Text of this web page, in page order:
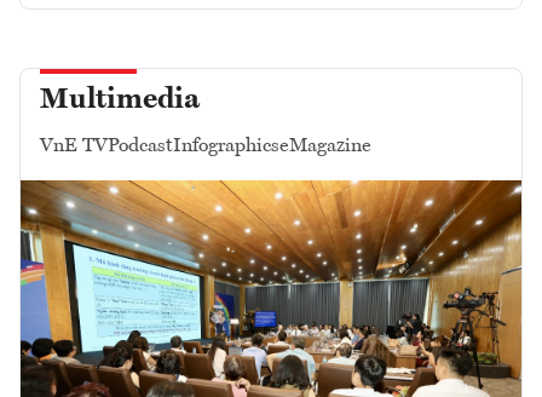
Multimedia
VnE TVPodcastInfographicseMagazine